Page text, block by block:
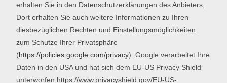
erhalten Sie in den Datenschutzerklärungen des Anbieters,
Dort erhalten Sie auch weitere Informationen zu Ihren
diesbezüglichen Rechten und Einstellungsmöglichkeiten
zum Schutze Ihrer Privatsphäre
(https://policies.google.com/privacy). Google verarbeitet Ihre
Daten in den USA und hat sich dem EU-US Privacy Shield
unterworfen https://www.privacyshield.gov/EU-US-